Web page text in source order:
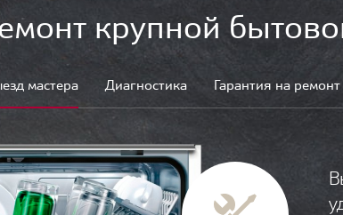
крупной
мастера Диагностика Гарантия на ремонт